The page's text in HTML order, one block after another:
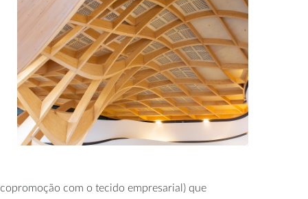
com o tecido empresarial) que